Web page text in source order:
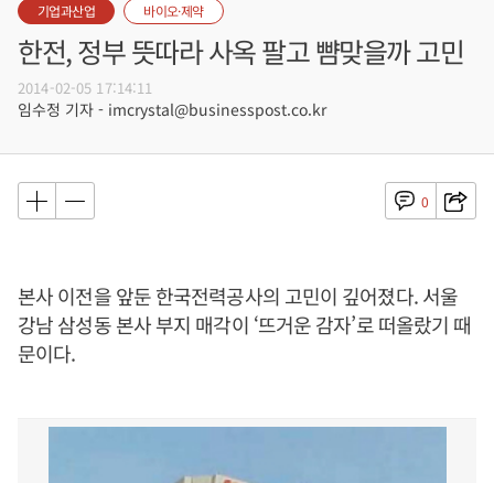
기업과산업 바이오·제약
한전, 정부 뜻따라 사옥 팔고 뺨맞을까 고민
2014-02-05 17:14:11
임수정 기자 - imcrystal@businesspost.co.kr
0
본사 이전을 앞둔 한국전력공사의 고민이 깊어졌다. 서울
강남 삼성동 본사 부지 매각이 ‘뜨거운 감자’로 떠올랐기 때
문이다.